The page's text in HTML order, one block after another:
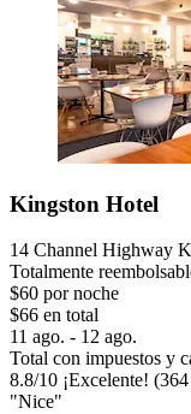
Kingston Hotel
14 Channel Highway
Totalmente
$60 por noche
$66 en total
11 ago. - 12 ago.
Total con impuestos y
8.8/10 ¡Excelente!
"Nice"